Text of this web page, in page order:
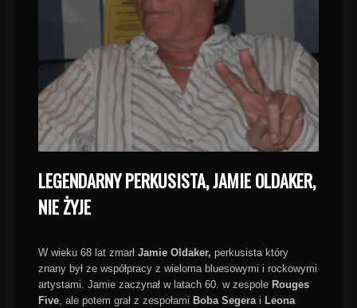
LEGENDARNY PERKUSISTA, JAMIE OLDAKER,
NIE ŻYJE
W wieku 68 lat zmarł Jamie Oldaker, perkusista który
znany był ze współpracy z wieloma bluesowymi i rockowymi
artystami. Jamie zaczynał w latach 60. w zespole Rouges
Five, ale potem grał z zespołami Boba Segerai Leona